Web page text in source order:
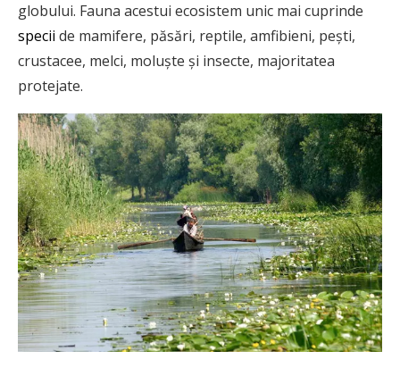
globului. Fauna acestui ecosistem unic mai cuprinde
specii de mamifere, păsări, reptile, amfibieni, pești,
crustacee, melci, moluște și insecte, majoritatea
protejate.